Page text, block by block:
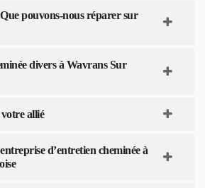
pouvons-nous réparer sur
divers à Wavrans Sur
allié
d’entretien cheminée à